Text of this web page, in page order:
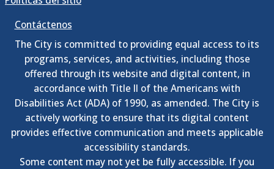
Contáctenos
The City is committed to providing equal access to its
programs, services, and activities, including those
offered through its website and digital content, in
accordance with Title II of the Americans with
Disabilities Act (ADA) of 1990, as amended. The City is
actively working to ensure that its digital content
provides effective communication and meets applicable
accessibility standards.
Some content may not yet be fully accessible. If you